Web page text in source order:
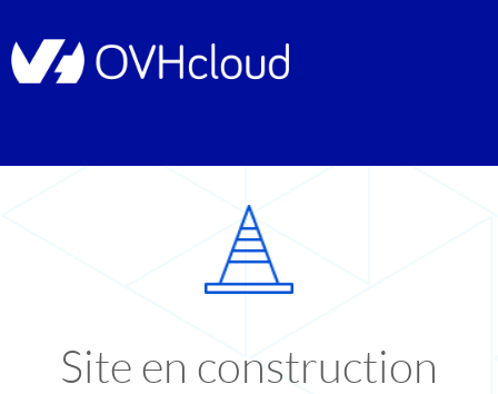
Site en construction